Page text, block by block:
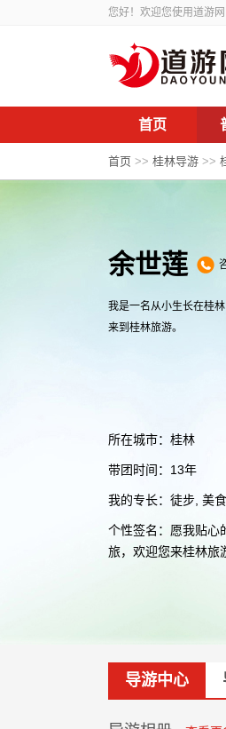
您好！欢迎您使用道游网
首页
首页 >> 桂林导游 >>
余世莲
我是一名从小生长在桂
来到桂林旅游。
所在城市：桂林
带团时间：13年
我的专长：徒步, 美食
个性签名：愿我贴心
旅，欢迎您来桂林旅
导游中心